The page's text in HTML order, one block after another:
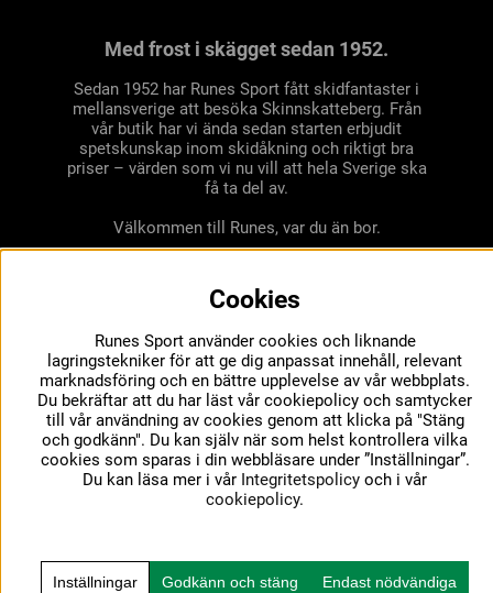
Med frost i skägget sedan 1952.
Sedan 1952 har Runes Sport fått skidfantaster i
mellansverige att besöka Skinnskatteberg. Från
vår butik har vi ända sedan starten erbjudit
spetskunskap inom skidåkning och riktigt bra
priser – värden som vi nu vill att hela Sverige ska
få ta del av.
Välkommen till Runes, var du än bor.
Cookies
Runes Sport använder cookies och liknande
lagringstekniker för att ge dig anpassat innehåll, relevant
marknadsföring och en bättre upplevelse av vår webbplats.
Du bekräftar att du har läst vår cookiepolicy och samtycker
till vår användning av cookies genom att klicka på "Stäng
och godkänn". Du kan själv när som helst kontrollera vilka
cookies som sparas i din webbläsare under ”Inställningar”.
Du kan läsa mer i vår Integritetspolicy och i vår
cookiepolicy.
Inställningar Godkänn och stäng Endast nödvändiga